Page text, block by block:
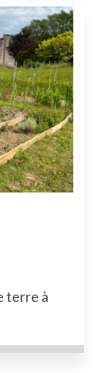
terre à